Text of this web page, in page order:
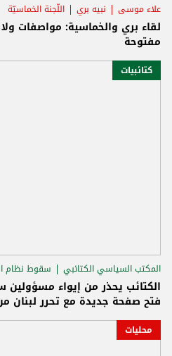
علاء موسى نبيه بري اللّجنة الخماسيّة
لقاء بري والخماسية: مواصفات
مفتوحة
كتائبيات
المكتب السياسي الكتائبي سقوط نظام
الكتائب يحذر من إيواء
فتح صفحة جديدة مع تحرر لبنان من
محليات